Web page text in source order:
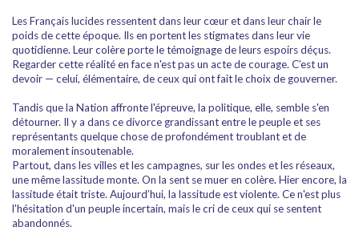
Les Français lucides ressentent dans leur cœur et dans leur chair le
poids de cette époque. Ils en portent les stigmates dans leur vie
quotidienne. Leur colère porte le témoignage de leurs espoirs déçus.
Regarder cette réalité en face n'est pas un acte de courage. C’est un
devoir — celui, élémentaire, de ceux qui ont fait le choix de gouverner.
Tandis que la Nation affronte l'épreuve, la politique, elle, semble s'en
détourner. Il y a dans ce divorce grandissant entre le peuple et ses
représentants quelque chose de profondément troublant et de
moralement insoutenable.
Partout, dans les villes et les campagnes, sur les ondes et les réseaux,
une même lassitude monte. On la sent se muer en colère. Hier encore, la
lassitude était triste. Aujourd’hui, la lassitude est violente. Ce n'est plus
l'hésitation d'un peuple incertain, mais le cri de ceux qui se sentent
abandonnés.